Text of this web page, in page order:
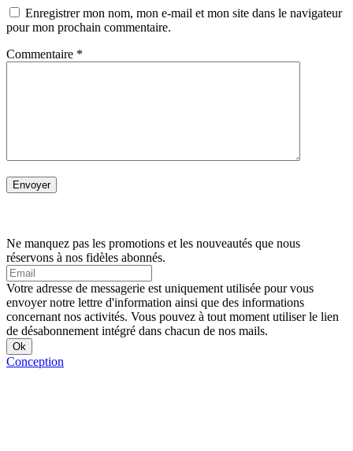
Enregistrer mon nom, mon e-mail et mon site dans le navigateur
pour mon prochain commentaire.
Commentaire *
Ne manquez pas les promotions et les nouveautés que nous
réservons à nos fidèles abonnés.
Votre adresse de messagerie est uniquement utilisée pour vous
envoyer notre lettre d'information ainsi que des informations
concernant nos activités. Vous pouvez à tout moment utiliser le lien
de désabonnement intégré dans chacun de nos mails.
Conception